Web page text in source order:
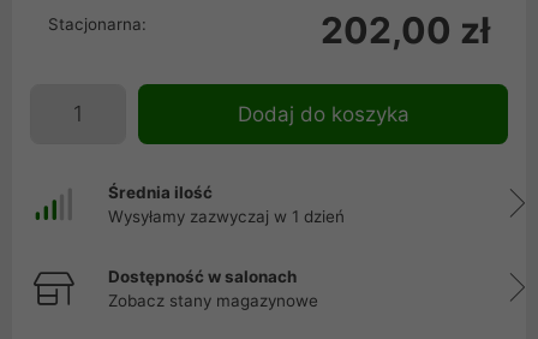
Stacjonarna: 202,00 zł
Dodaj do koszyka
Średnia ilość
Wysyłamy zazwyczaj w 1 dzień
Dostępność w salonach
Zobacz stany magazynowe